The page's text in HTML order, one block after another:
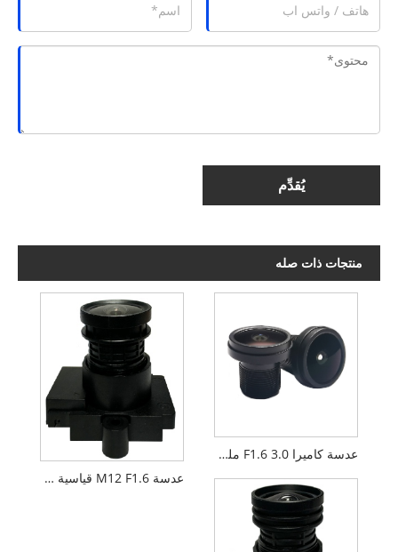
يُقدِّم
منتجات ذات صله
عدسة M12 F1.6 قياسية 2.8 مم 1/2.7 بوصة FPV
عدسة كاميرا F1.6 3.0 ملم 1/2.7 بوصة M12 FPV بدون طيار PL092IRS1